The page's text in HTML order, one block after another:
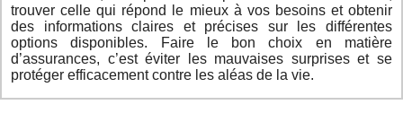
trouver celle qui répond le mieux à vos besoins et obtenir
des informations claires et précises sur les différentes
options disponibles. Faire le bon choix en matière
d’assurances, c’est éviter les mauvaises surprises et se
protéger efficacement contre les aléas de la vie.